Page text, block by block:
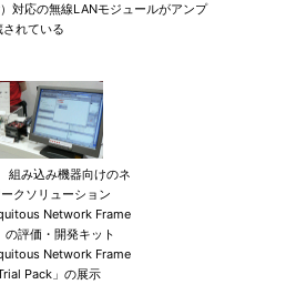
対応の無線LANモジュールがアンプ
れている
み込み機器向けのネ
クソリューション
Network Frame
評価・開発キット
Network Frame
Pack」の展示